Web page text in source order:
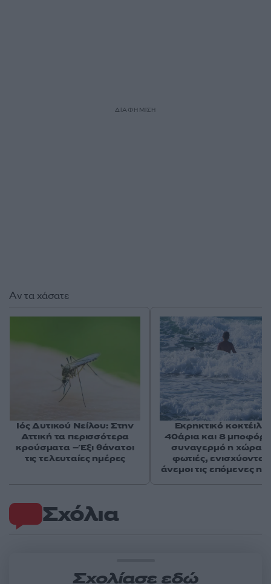
ΔΙΑΦΗΜΙΣΗ
Σχόλια
Σχολίασε εδώ
Αν τα χάσατε
Ιός Δυτικού Νείλου: Στην
Αττική τα περισσότερα
κρούσματα – Έξι θάνατοι
τις τελευταίες ημέρες
Εκρηκτικό κοκτέιλ
40άρια και 8 μποφόρ
συναγερμό η χώρα
φωτιές, ενισχύονται
άνεμοι τις επόμενες